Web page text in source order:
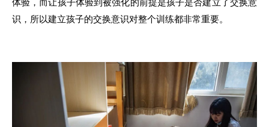
识 ， 所以建立孩子的交换意识对整个训练都非常重要。